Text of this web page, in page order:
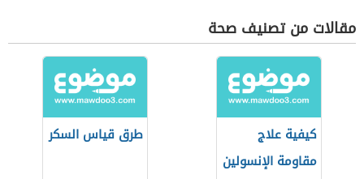
مقالات من تصنيف صحة
كيفية علاج
مقاومة الإنسولين
طرق قياس السكر